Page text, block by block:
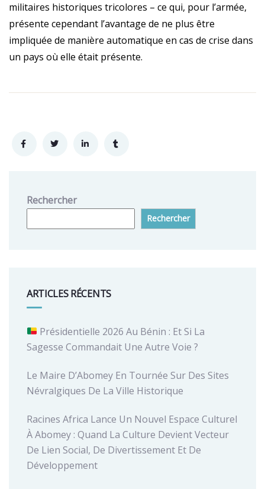
militaires historiques tricolores – ce qui, pour l’armée,
présente cependant l’avantage de ne plus être
impliquée de manière automatique en cas de crise dans
un pays où elle était présente.
Rechercher
Rechercher
ARTICLES RÉCENTS
Présidentielle 2026 Au Bénin : Et Si La
Sagesse Commandait Une Autre Voie ?
Le Maire D’Abomey En Tournée Sur Des Sites
Névralgiques De La Ville Historique
Racines Africa Lance Un Nouvel Espace Culturel
À Abomey : Quand La Culture Devient Vecteur
De Lien Social, De Divertissement Et De
Développement